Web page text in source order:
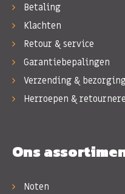
Betaling
Klachten
Retour & service
Garantiebepalingen
Verzending &
Herroepen &
Ons
Noten